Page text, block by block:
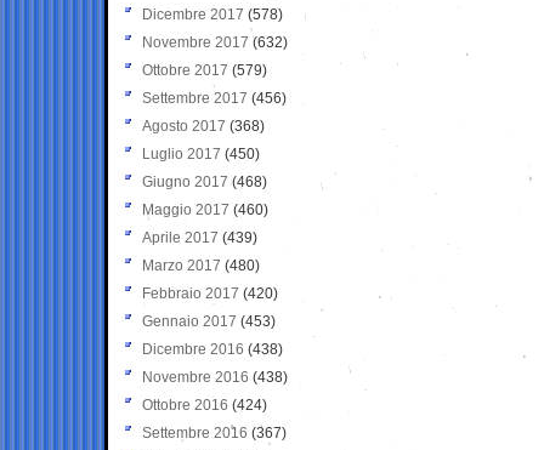
Dicembre 2017 (578)
Novembre 2017 (632)
Ottobre 2017 (579)
Settembre 2017 (456)
Agosto 2017 (368)
Luglio 2017 (450)
Giugno 2017 (468)
Maggio 2017 (460)
Aprile 2017 (439)
Marzo 2017 (480)
Febbraio 2017 (420)
Gennaio 2017 (453)
Dicembre 2016 (438)
Novembre 2016 (438)
Ottobre 2016 (424)
Settembre 2016 (367)